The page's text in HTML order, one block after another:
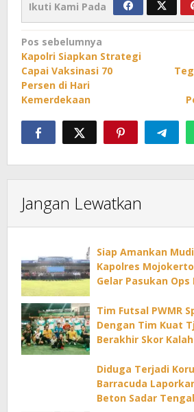
Ikuti Kami Pada
Navigasi
pos
Pos sebelumnya
Kapolri Siapkan Strategi
Capai Vaksinasi 70
Persen di Hari
Kemerdekaan
Jangan Lewatkan
Siap Amankan
Kapolres
Gelar Pasukan
Tim Futsal PWMR
Dengan Tim Kuat
Berakhir Skor
Diduga Terjadi
Barracuda Laporkan Pengerjaan
Beton Sadar